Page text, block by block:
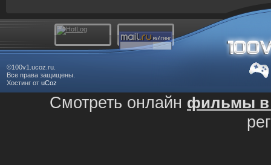
©100v1.ucoz.ru.
Все права защищены.
Хостинг от uCoz
Смотреть онлайн фильмы в